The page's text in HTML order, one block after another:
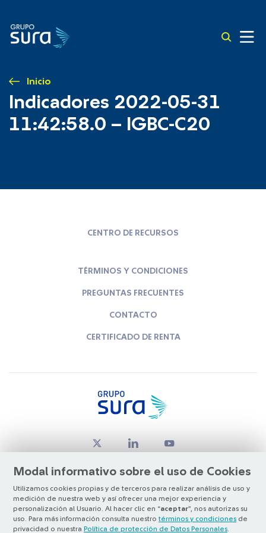
Inicio
Indicadores 2022-05-31
11:42:58.0 – IGBC-C20
Modal informativo sobre el uso de Cookies
Utilizamos cookies propias y de terceros para realizar análisis de uso y
medición de nuestra web y así ofrecer una mejor experiencia y
personalización al Usuario. Al hacer clic en “aceptar”, nos autorizas su
uso. Para más información consulta nuestro términos y condiciones de
privacidad o nuestra Política de protección de Datos Personales
CENTRO DE RECURSOS
TÉRMINOS Y CONDICIONES
PREGUNTAS FRECUENTES
CONTACTO
CERTIFICADO DE RENTA
© Copyright Grupo SURA 2026